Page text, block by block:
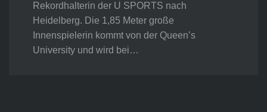
Rekordhalterin der U SPORTS nach
Heidelberg. Die 1,85 Meter große
Innenspielerin kommt von der Queen’s
University und wird bei…